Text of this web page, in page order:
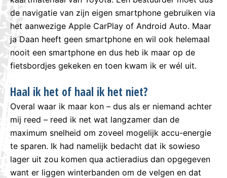
de navigatie van zijn eigen smartphone gebruiken via
het aanwezige Apple CarPlay of Android Auto. Maar
ja Daan heeft geen smartphone en wil ook helemaal
nooit een smartphone en dus heb ik maar op de
fietsbordjes gekeken en toen kwam ik er wél uit.
Haal ik het of haal ik het niet?
Overal waar ik maar kon – dus als er niemand achter
mij reed – reed ik net wat langzamer dan de
maximum snelheid om zoveel mogelijk accu-energie
te sparen. Ik had namelijk bedacht dat ik sowieso
lager uit zou komen qua actieradius dan opgegeven
want er liggen winterbanden om de velgen en dat